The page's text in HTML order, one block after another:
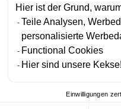
Hier ist der Grund,
Teile Analysen,
personalisierte
Functional Cookies
Hier sind unsere Kekse!
Einwilligungen